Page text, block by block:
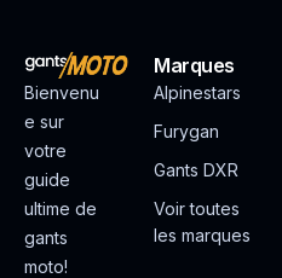
Bienvenu
e sur
votre
guide
ultime de
gants
moto!
Marques
Alpinestars
Furygan
Gants DXR
Voir toutes
les marques